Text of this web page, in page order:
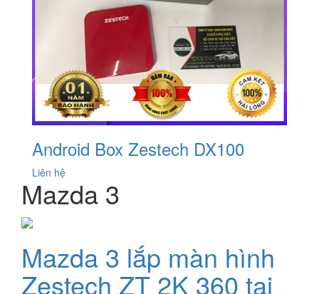
Android Box Zestech DX100
Liên hệ
Mazda 3
Mazda 3 lắp màn hình
Zestech ZT 2K 360 tại